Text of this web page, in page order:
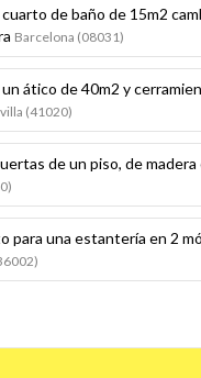
de baño de 15m2
Barcelona (08031)
ático de 40m2 y
(41020)
de un piso, de madera
para una estantería en 2